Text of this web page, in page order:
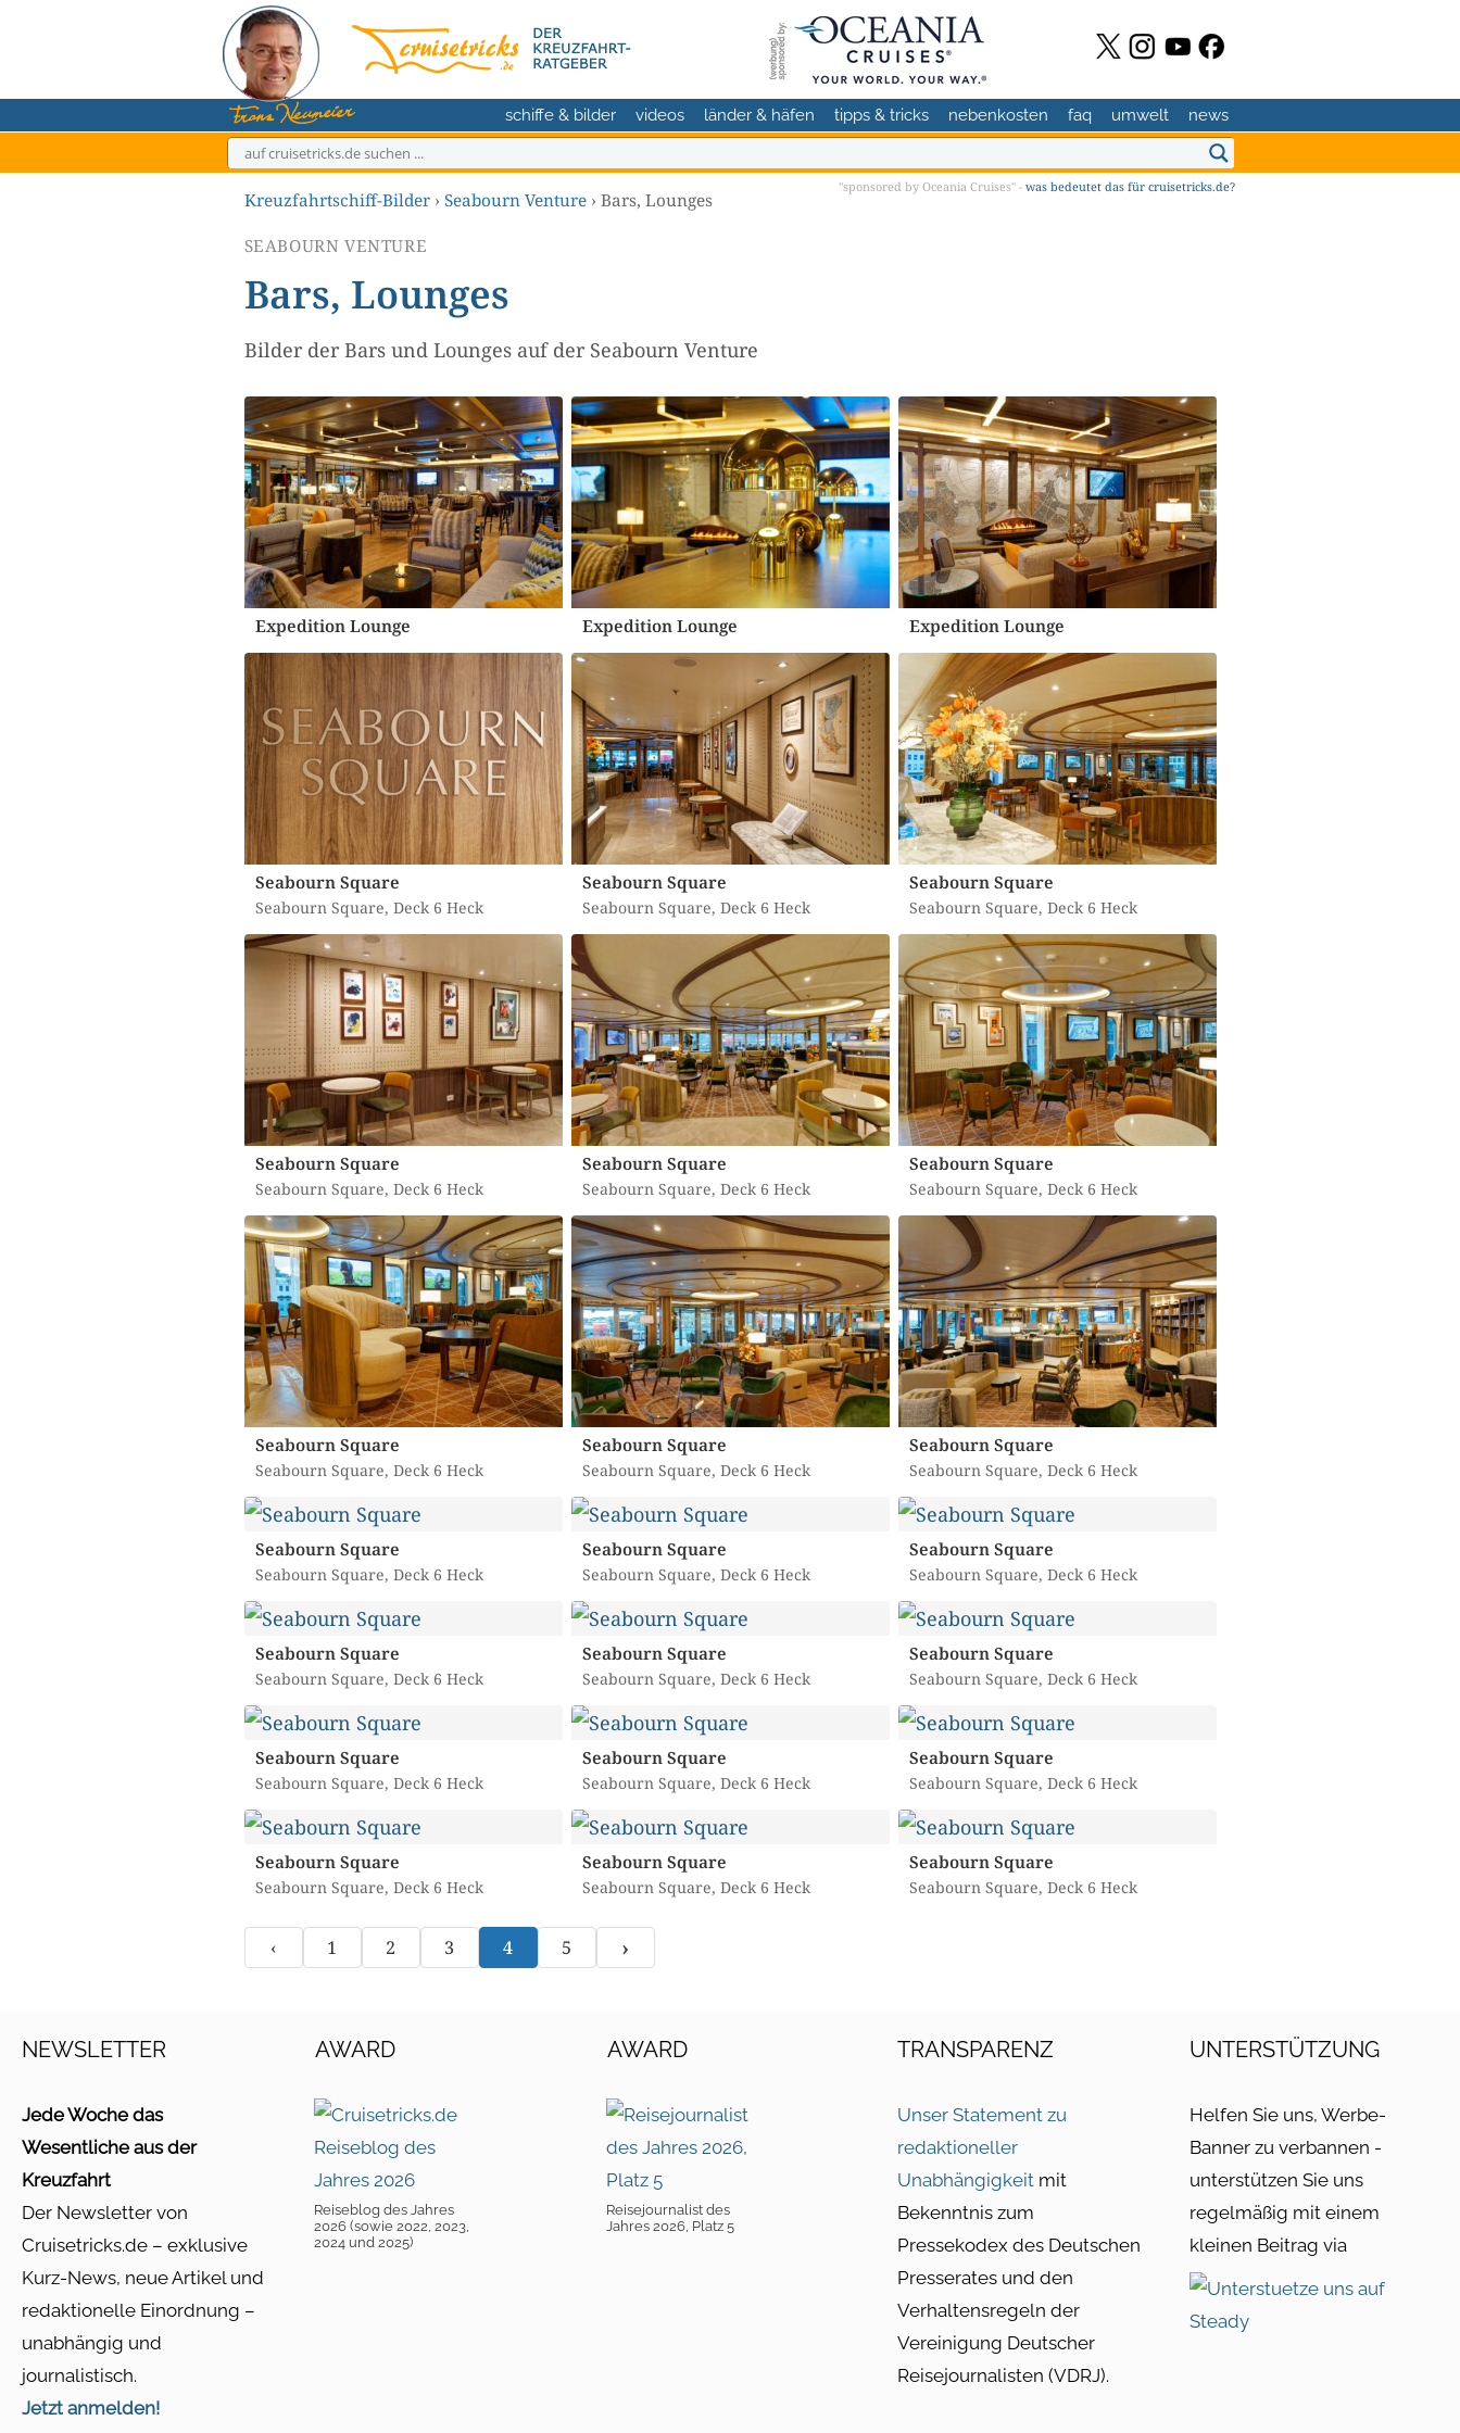
schiffe & bilder videos länder & häfen tipps & tricks nebenkosten faq umwelt news
"sponsored by Oceania Cruises" - was bedeutet das für cruisetricks.de?
Kreuzfahrtschiff-Bilder › Seabourn Venture › Bars, Lounges
SEABOURN VENTURE
Bars, Lounges
Bilder der Bars und Lounges auf der Seabourn Venture
Expedition Lounge Expedition Lounge Expedition Lounge
Seabourn Square
Seabourn Square, Deck 6 Heck
Seabourn Square
Seabourn Square, Deck 6 Heck
Seabourn Square
Seabourn Square, Deck 6 Heck
Seabourn Square
Seabourn Square, Deck 6 Heck
Seabourn Square
Seabourn Square, Deck 6 Heck
Seabourn Square
Seabourn Square, Deck 6 Heck
Seabourn Square
Seabourn Square, Deck 6 Heck
Seabourn Square
Seabourn Square, Deck 6 Heck
Seabourn Square
Seabourn Square, Deck 6 Heck
Seabourn Square
Seabourn Square, Deck 6 Heck
Seabourn Square
Seabourn Square, Deck 6 Heck
Seabourn Square
Seabourn Square, Deck 6 Heck
Seabourn Square
Seabourn Square, Deck 6 Heck
Seabourn Square
Seabourn Square, Deck 6 Heck
Seabourn Square
Seabourn Square, Deck 6 Heck
Seabourn Square
Seabourn Square, Deck 6 Heck
Seabourn Square
Seabourn Square, Deck 6 Heck
Seabourn Square
Seabourn Square, Deck 6 Heck
Seabourn Square
Seabourn Square, Deck 6 Heck
Seabourn Square
Seabourn Square, Deck 6 Heck
Seabourn Square
Seabourn Square, Deck 6 Heck
‹ 1 2 3 4 5 ›
NEWSLETTER
Jede Woche das
Wesentliche aus der
Kreuzfahrt
Der Newsletter von
Cruisetricks.de – exklusive
Kurz-News, neue Artikel und
redaktionelle Einordnung –
unabhängig und
journalistisch.
Jetzt anmelden!
AWARD
Reiseblog des Jahres
2026 (sowie 2022, 2023,
2024 und 2025)
AWARD
Reisejournalist des
Jahres 2026, Platz 5
TRANSPARENZ
Unser Statement zu
redaktioneller
Unabhängigkeit mit
Bekenntnis zum
Pressekodex des Deutschen
Presserates und den
Verhaltensregeln der
Vereinigung Deutscher
Reisejournalisten (VDRJ).
UNTERSTÜTZUNG
Helfen Sie uns, Werbe-
Banner zu verbannen -
unterstützen Sie uns
regelmäßig mit einem
kleinen Beitrag via